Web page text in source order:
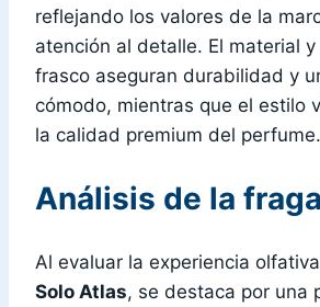
reflejando los valores de la
atención al detalle. El material
frasco aseguran durabilidad y
cómodo, mientras que el estilo
la calidad premium del perfume.
Análisis de la
Al evaluar la experiencia
Solo Atlas, se destaca por una